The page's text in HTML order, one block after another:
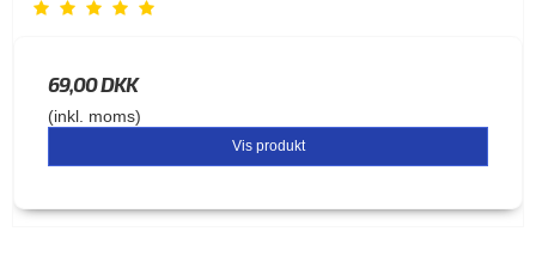
69,00 DKK
(inkl. moms)
Vis produkt